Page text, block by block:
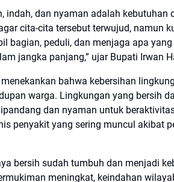
indah, dan nyaman adalah kebutuhan
cita-cita tersebut terwujud, namun
bagian, peduli, dan menjaga apa
jangka panjang,” ujar Bupati Irwan
bahwa kebersihan
warga. Lingkungan yang bersih
dan nyaman untuk
penyakit yang sering muncul akibat
bersih sudah tumbuh dan menjadi
meningkat, keindahan